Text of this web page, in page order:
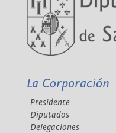
La Corporación
Presidente
Diputados
Delegaciones